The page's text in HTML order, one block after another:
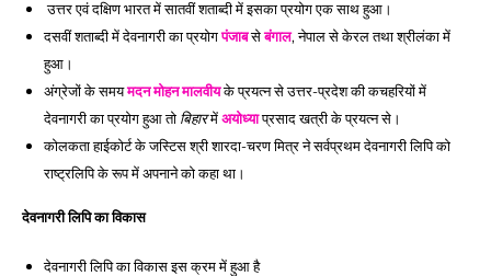
उत्तर एवं दक्षिण भारत में सातवीं शताब्दी में इसका प्रयोग एक साथ हुआ।
दसवीं शताब्दी में देवनागरी का प्रयोग पंजाब से बंगाल, नेपाल से केरल तथा श्रीलंका में
हुआ।
अंग्रेजों के समय मदन मोहन मालवीय के प्रयत्न से उत्तर-प्रदेश की कचहरियों में
देवनागरी का प्रयोग हुआ तो बिहार में अयोध्या प्रसाद खत्री के प्रयत्न से।
कोलकता हाईकोर्ट के जस्टिस श्री शारदा-चरण मित्र ने सर्वप्रथम देवनागरी लिपि को
राष्ट्रलिपि के रूप में अपनाने को कहा था।
देवनागरी लिपि का विकास
देवनागरी लिपि का विकास इस क्रम में हुआ है